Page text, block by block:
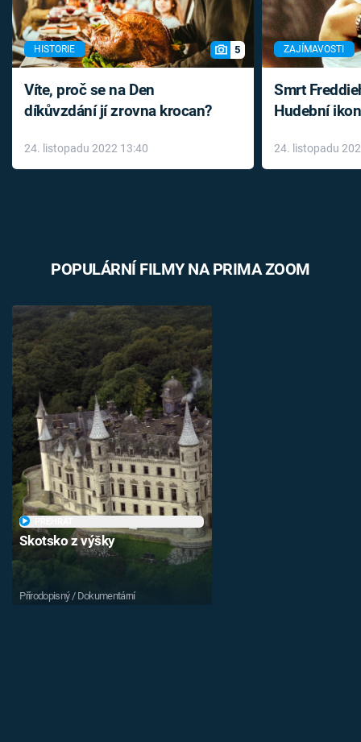
HISTORIE 5
Víte, proč se na Den
díkůvzdání jí zrovna krocan?
24. listopadu 2022 13:40
ZAJÍMAVOSTI
Smrt
Hudební
léky
24. listopadu
POPULÁRNÍ FILMY NA PRIMA ZOOM
Skotsko z výšky
Přírodopisný / Dokumentární